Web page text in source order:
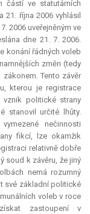
částí ve statutárních
října 2006 vyhlásil
2006 uveřejněným ve
dne 21. 7. 2006.
konání řádných voleb
změn (tedy
Tento závěr
kterou je registrace
vznik politické strany
stanovil určité lhůty.
nečinnosti
fikcí, lze okamžik
relativně dobře
soud k závěru, že jiný
nemá rozumný
své základní politické
voleb v roce
zastoupení v